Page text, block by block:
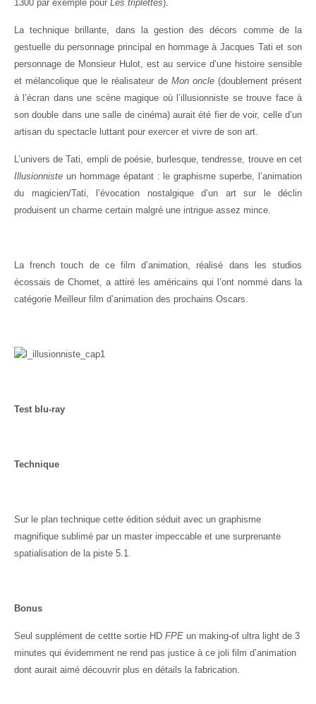
1300 par exemple pour Les triplettes).
La technique brillante, dans la gestion des décors comme de la
gestuelle du personnage principal en hommage à Jacques Tati et son
personnage de Monsieur Hulot, est au service d’une histoire sensible
et mélancolique que le réalisateur de Mon oncle(doublement présent
à l’écran dans une scène magique où l’illusionniste se trouve face à
son double dans une salle de cinéma) aurait été fier de voir, celle d’un
artisan du spectacle luttant pour exercer et vivre de son art.
L’univers de Tati, empli de poésie, burlesque, tendresse, trouve en cet
Illusionniste un hommage épatant : le graphisme superbe, l’animation
du magicien/Tati, l’évocation nostalgique d’un art sur le déclin
produisent un charme certain malgré une intrigue assez mince.
La french touch de ce film d’animation, réalisé dans les studios
écossais de Chomet, a attiré les américains qui l’ont nommé dans la
catégorie Meilleur film d’animation des prochains Oscars.
Test blu-ray
Technique
Sur le plan technique cette édition séduit avec un graphisme
magnifique sublimé par un master impeccable et une surprenante
spatialisation de la piste 5.1.
Bonus
Seul supplément de cettte sortie HD FPE un making-of ultra light de 3
minutes qui évidemment ne rend pas justice à ce joli film d’animation
dont aurait aimé découvrir plus en détails la fabrication.